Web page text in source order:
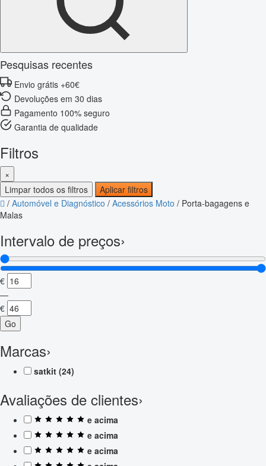
Pesquisas recentes
Envio grátis +60€
Devoluções em 30 dias
Pagamento 100% seguro
Garantia de qualidade
Filtros
×
Limpar todos os filtros
Aplicar filtros
/ Automóvel e Diagnóstico / Acessórios Moto / Porta-bagagens e
Malas
Intervalo de preços›
€
—
€
Go
Marcas›
satkit (24)
Avaliações de clientes›
e acima
e acima
e acima